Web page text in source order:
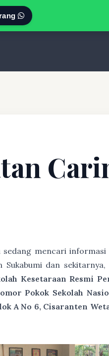
sedang mencari
dan sekitarnya,
Kesetaraan Resmi
Pokok Sekolah
A No 6, Cisaranten